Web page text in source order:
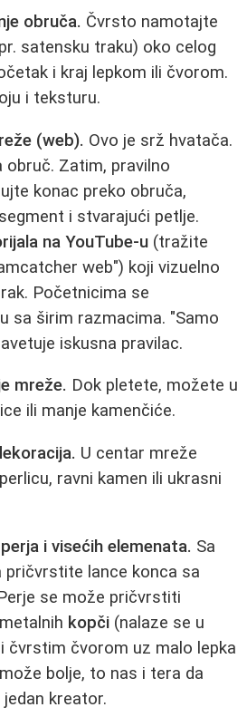
obruča. Čvrsto namotajte
satensku traku) oko celog
i kraj lepkom ili čvorom.
i teksturu.
(web). Ovo je srž hvatača.
Zatim, pravilno
konac preko obruča,
i stvarajući petlje.
na YouTube-u (tražite
web") koji vizuelno
Početnicima se
sa širim razmacima. "Samo
iskusna pravilac.
mreže. Dok pletete, možete u
ili manje kamenčiće.
U centar mreže
ravni kamen ili ukrasni
i visećih elemenata. Sa
pričvrstite lance konca sa
se može pričvrstiti
kopči (nalaze se u
čvrstim čvorom uz malo lepka
bolje, to nas i tera da
kreator.